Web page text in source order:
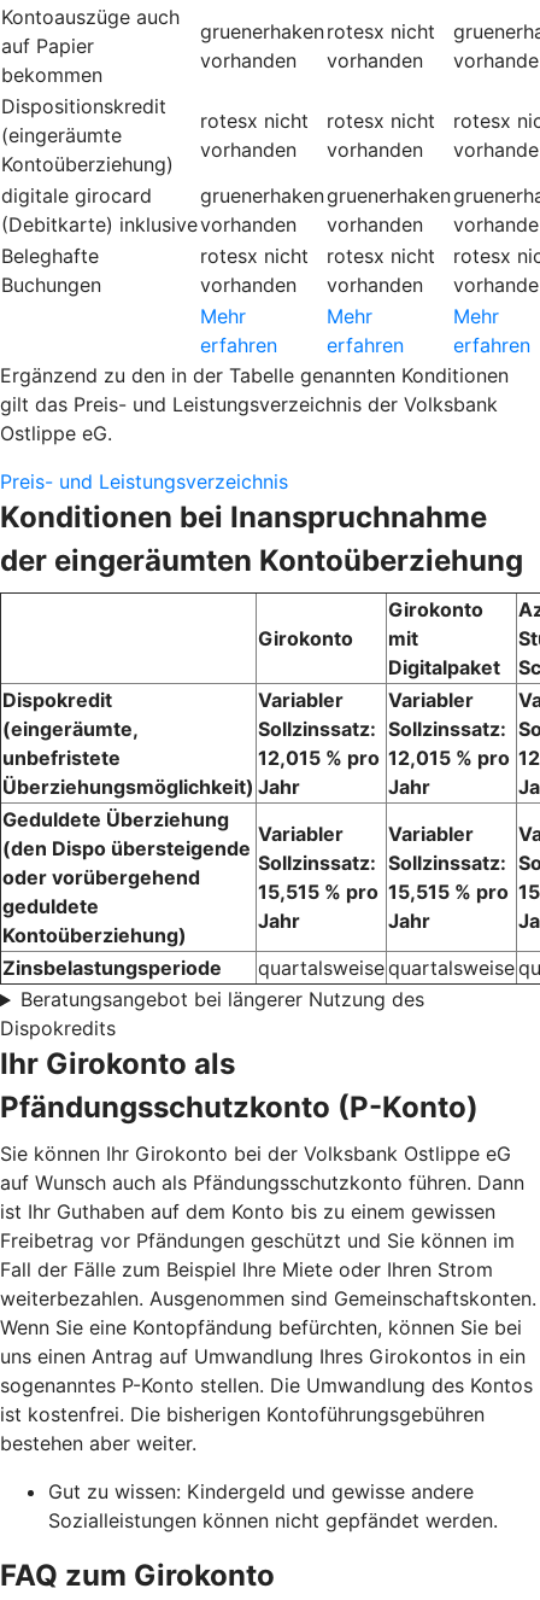
Kontoauszüge auch
auf Papier
bekommen
gruenerhaken
vorhanden
rotesx nicht
vorhanden
Dispositionskredit
(eingeräumte
Kontoüberziehung)
rotesx nicht
vorhanden
rotesx nicht
vorhanden
rotesx
digitale girocard
(Debitkarte) inklusive
gruenerhaken
vorhanden
gruenerhaken
vorhanden
Beleghafte
Buchungen
rotesx nicht
vorhanden
rotesx nicht
vorhanden
rotesx
Mehr
erfahren
Mehr
erfahren
Mehr
erfahren
Ergänzend zu den in der Tabelle genannten Konditionen
gilt das Preis- und Leistungsverzeichnis der Volksbank
Ostlippe eG.
Preis- und Leistungsverzeichnis
Konditionen bei Inanspruchnahme
der eingeräumten Kontoüberziehung
Girokonto
Girokonto
mit
Digitalpaket
Dispokredit
(eingeräumte,
unbefristete
Überziehungsmöglichkeit)
Variabler
Sollzinssatz:
12,015 % pro
Jahr
Variabler
Sollzinssatz:
12,015 % pro
Jahr
Geduldete Überziehung
(den Dispo übersteigende
oder vorübergehend
geduldete
Kontoüberziehung)
Variabler
Sollzinssatz:
15,515 % pro
Jahr
Variabler
Sollzinssatz:
15,515 % pro
Jahr
Zinsbelastungsperiode
quartalsweisequartalsweise
Beratungsangebot bei längerer Nutzung des
Dispokredits
Ihr Girokonto als
Pfändungsschutzkonto (P-Konto)
Sie können Ihr Girokonto bei der Volksbank Ostlippe eG
auf Wunsch auch als Pfändungsschutzkonto führen. Dann
ist Ihr Guthaben auf dem Konto bis zu einem gewissen
Freibetrag vor Pfändungen geschützt und Sie können im
Fall der Fälle zum Beispiel Ihre Miete oder Ihren Strom
weiterbezahlen. Ausgenommen sind Gemeinschaftskonten.
Wenn Sie eine Kontopfändung befürchten, können Sie bei
uns einen Antrag auf Umwandlung Ihres Girokontos in ein
sogenanntes P-Konto stellen. Die Umwandlung des Kontos
ist kostenfrei. Die bisherigen Kontoführungsgebühren
bestehen aber weiter.
Gut zu wissen: Kindergeld und gewisse andere
Sozialleistungen können nicht gepfändet werden.
FAQ zum Girokonto